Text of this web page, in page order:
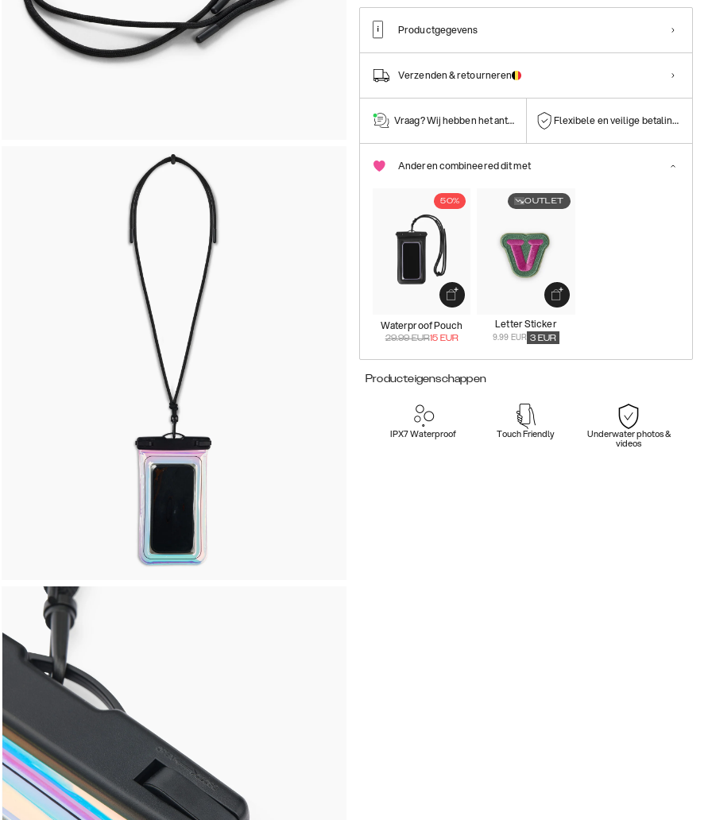
Productgegevens
Verzenden & retourneren
Vraag? Wij hebben het antwoord! Flexibele en veilige betalingen
Anderen combineered dit met
50%
Waterproof Pouch
29.99EUR15 EUR
OUTLET
Letter Sticker
9.99 EUR 3 EUR
Producteigenschappen
IPX7 Waterproof Touch Friendly Underwater photos &
videos